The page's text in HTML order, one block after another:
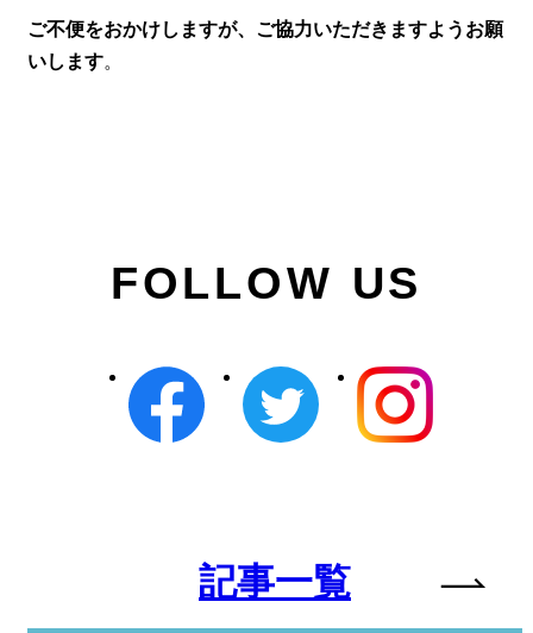
ご不便をおかけしますが、ご協力いただきますようお願
いします。
FOLLOW US
記事一覧